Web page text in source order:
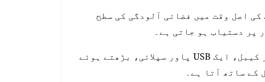
اصل وقت میں فضائی آلودگی کی سطح
اسٹیشن 10 میٹر واٹر پروف پاور کیبل، ایک USB پاور سپلائی، بڑھتے ہوئے
کے ساتھ آتا ہے۔